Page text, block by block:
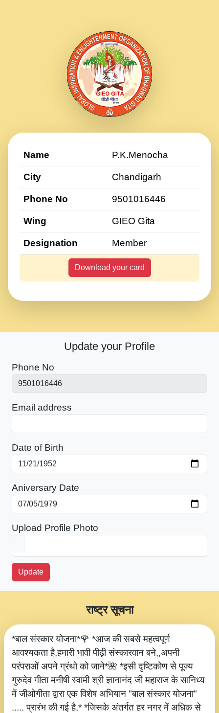
Name P.K.Menocha
City Chandigarh
Phone No 9501016446
Wing GIEO Gita
Designation Member
Download your card
Update your Profile
Phone No
Email address
Date of Birth
Aniversary Date
Upload Profile Photo
Update
*बाल संस्कार योजना*🌹 *आज की सबसे महत्वपूर्ण
आवश्यकता है,हमारी भावी पीढ़ी संस्कारवान बने,,अपनी
परंपराओं अपने ग्रंथो को जाने*🌺 *इसी दृष्टिकोण से पूज्य
गुरुदेव गीता मनीषी स्वामी श्री ज्ञानानंद जी महाराज के सानिध्य
में जीओगीता द्वारा एक विशेष अभियान "बाल संस्कार योजना"
..... प्रारंभ की गई है,* *जिसके अंतर्गत हर नगर में अधिक से
राष्ट्र सूचना